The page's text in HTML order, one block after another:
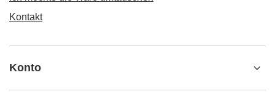
Kontakt
Konto